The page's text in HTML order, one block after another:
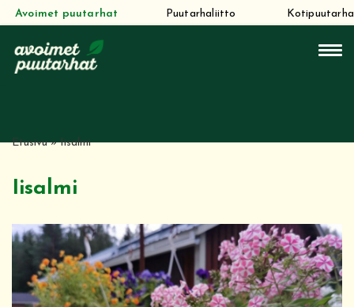
Siirry
suoraan
Avoimet puutarhat Puutarhaliitto Kotipuutarha
Etusivu»Iisalmi
Iisalmi